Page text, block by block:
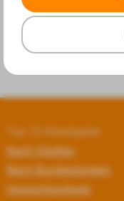
Top 10 Arbeitgeber
Nach Städten
Nach Bundesländern
Deutschlandweit